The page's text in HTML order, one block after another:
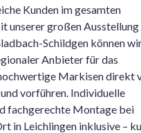
Kunden im gesamten
unserer großen Ausstellung
Schildgen können
Anbieter für das
Markisen direkt
vorführen. Individuelle
fachgerechte Montage bei
in Leichlingen inklusive –